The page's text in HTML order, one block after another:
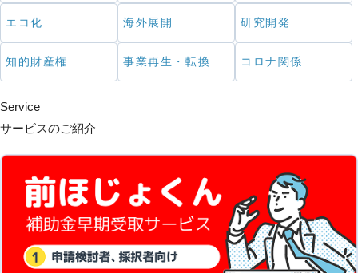
エコ化 海外展開 研究開発
知的財産権 事業再生・転換 コロナ関係
Service
サービスのご紹介